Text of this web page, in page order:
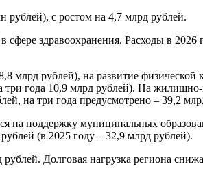
рублей), с ростом на 4,7 млрд рублей.
здравоохранения. Расходы в
млрд рублей), на развитие
года 10,9 млрд рублей). На
на три года предусмотрено – 39,2
на поддержку муниципальных
(в 2025 году – 32,9 млрд рублей).
Долговая нагрузка региона